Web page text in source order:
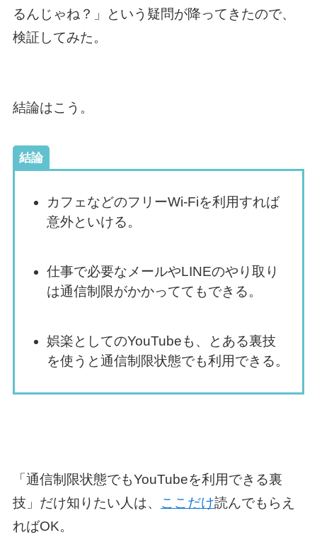
るんじゃね？」という疑問が降ってきたので、
検証してみた。
結論はこう。
結論
カフェなどのフリーWi-Fiを利用すれば
意外といける。
仕事で必要なメールやLINEのやり取り
は通信制限がかかっててもできる。
娯楽としてのYouTubeも、とある裏技
を使うと通信制限状態でも利用できる。
「通信制限状態でもYouTubeを利用できる裏
技」だけ知りたい人は、 ここだけ読んでもらえ
ればOK。